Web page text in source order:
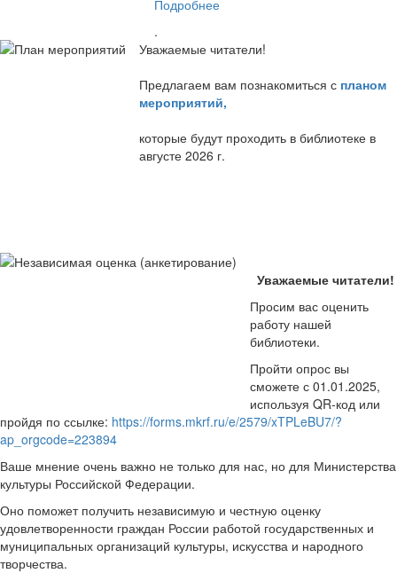
Подробнее
.
Уважаемые читатели!
Предлагаем вам познакомиться с планом
мероприятий,
которые будут проходить в библиотеке в
августе 2026 г.
Уважаемые читатели!
Просим вас оценить
работу нашей
библиотеки.
Пройти опрос вы
сможете с 01.01.2025,
используя QR-код или
пройдя по ссылке: https://forms.mkrf.ru/e/2579/xTPLeBU7/?
ap_orgcode=223894
Ваше мнение очень важно не только для нас, но для Министерства
культуры Российской Федерации.
Оно поможет получить независимую и честную оценку
удовлетворенности граждан России работой государственных и
муниципальных организаций культуры, искусства и народного
творчества.